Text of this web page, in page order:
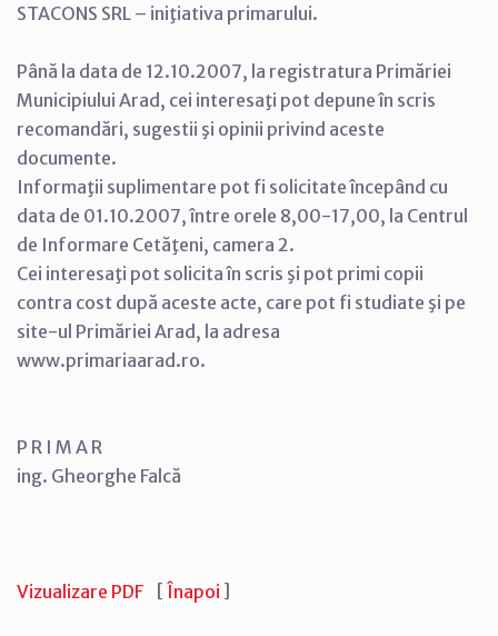
STACONS SRL – iniţiativa primarului.
Până la data de 12.10.2007, la registratura Primăriei
Municipiului Arad, cei interesaţi pot depune în scris
recomandări, sugestii şi opinii privind aceste
documente.
Informaţii suplimentare pot fi solicitate începând cu
data de 01.10.2007, între orele 8,00-17,00, la Centrul
de Informare Cetăţeni, camera 2.
Cei interesaţi pot solicita în scris şi pot primi copii
contra cost după aceste acte, care pot fi studiate şi pe
site-ul Primăriei Arad, la adresa
www.primariaarad.ro.
P R I M A R
ing. Gheorghe Falcă
Vizualizare PDF [ Înapoi ]